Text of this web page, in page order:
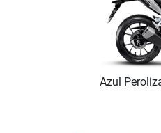
Azul